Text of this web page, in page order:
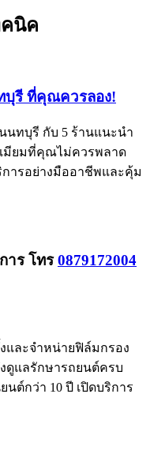
คนิค
รี ที่คุณควรลอง!
ทบุรี กับ 5 ร้านแนะนำ
มียมที่คุณไม่ควรพลาด
การอย่างมืออาชีพและคุ้ม
าร โทร0879172004
งและจำหน่ายฟิล์มกรอง
ดูแลรักษารถยนต์ครบ
ต์กว่า 10 ปี เปิดบริการ